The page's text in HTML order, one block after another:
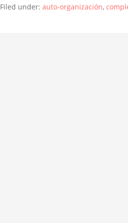
Filed under:auto-organización,